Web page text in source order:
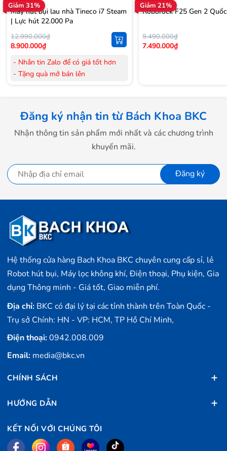
Giảm 31%
Máy hút bụi lau nhà Tineco i7 Steam
| Lực hút 22.000 Pa
12.990.000₫
8.900.000₫
- Nhắn tin Zalo để có giá tốt hơn
- Tặng quà mở bán lên
mua Laptop
- Tặng Voucher trị giá150.000đkhi
mua Máy lọc Không khí
- Cam kết hàng mới 100%.
Hà Nội, Hồ Chí Minh
- Vận chuyển Toàn Quốc.
Giảm 21%
Roborock F25 Gen 2
9.490.000₫
7.490.000₫
Đăng ký nhận tin từ Bách Khoa BKC
Nhận thông tin sản phẩm mới nhất và các chương trình
khuyến mãi.
Đăng ký
Hệ thống cửa hàng Bach Khoa BKC chuyên cung cấp sỉ, lẻ
Robot hút bụi, Máy lọc không khí, Điện thoại, Phụ kiện, Gia
dụng Thông minh - Giá tốt, Giao miễn phí.
Địa chỉ: BKC có đại lý tại các tỉnh thành trên Toàn Quốc -
Trụ sở Chính: HN - VP: HCM, TP Hồ Chí Minh,
Điện thoại:0942.008.009
Email: media@bkc.vn
CHÍNH SÁCH
HƯỚNG DẪN
KẾT NỐI VỚI CHÚNG TÔI